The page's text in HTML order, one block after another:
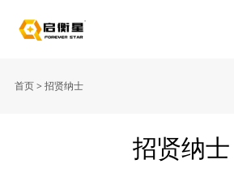
首页> 招贤纳士
招贤纳士